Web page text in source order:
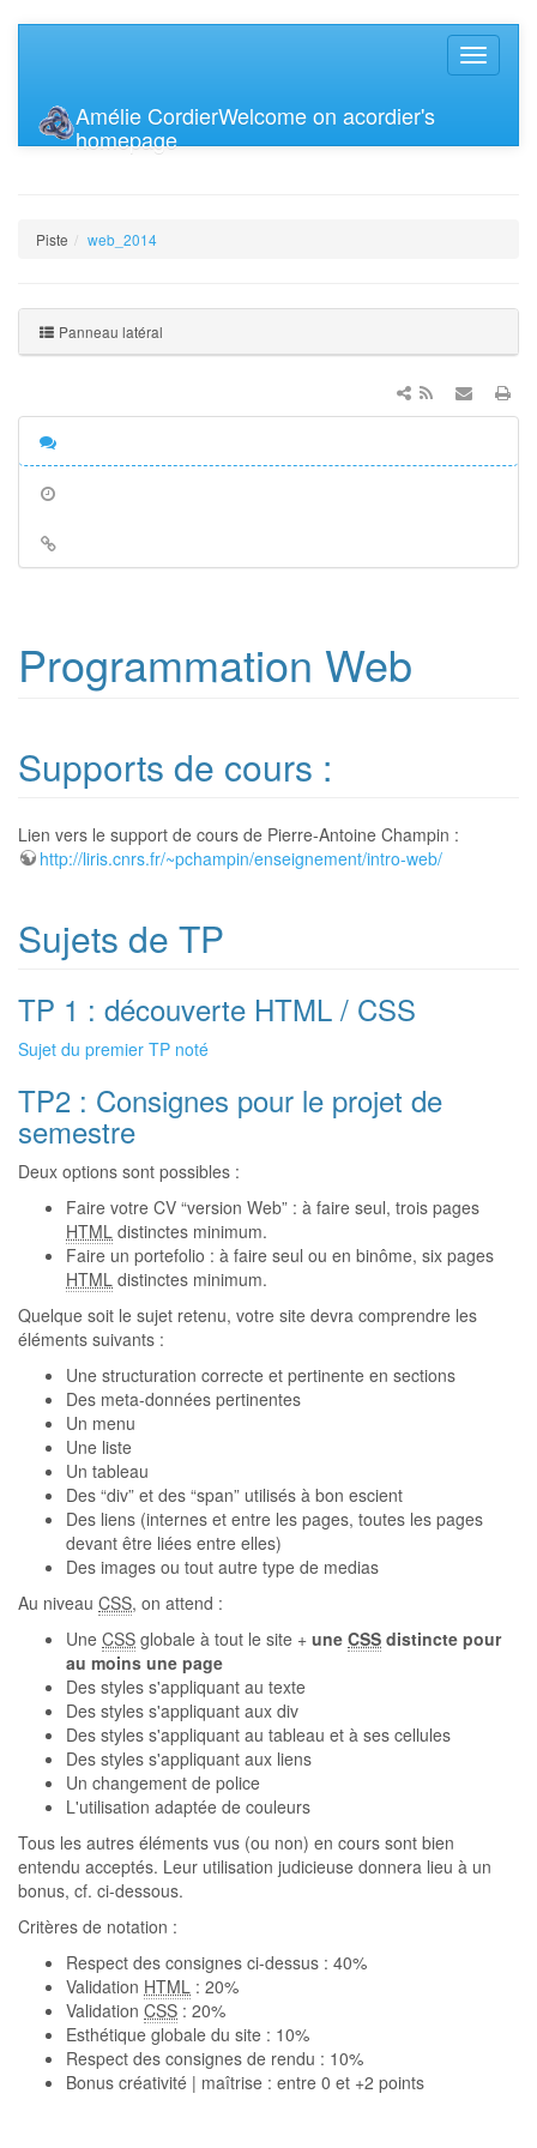
Amélie CordierWelcome on acordier's
homepage
Piste web_2014
Panneau latéral
de
Programmation Web
Supports de cours :
Lien vers le support de cours de Pierre-Antoine Champin :
http://liris.cnrs.fr/~pchampin/enseignement/intro-web/
Sujets de TP
TP 1 : découverte HTML / CSS
Sujet du premier TP noté
TP2 : Consignes pour le projet de
semestre
Deux options sont possibles :
Faire votre CV “version Web” : à faire seul, trois pages
HTML distinctes minimum.
Faire un portefolio : à faire seul ou en binôme, six pages
HTML distinctes minimum.
Quelque soit le sujet retenu, votre site devra comprendre les
éléments suivants :
Une structuration correcte et pertinente en sections
Des meta-données pertinentes
Un menu
Une liste
Un tableau
Des “div” et des “span” utilisés à bon escient
Des liens (internes et entre les pages, toutes les pages
devant être liées entre elles)
Des images ou tout autre type de medias
Au niveau CSS, on attend :
Une CSS globale à tout le site + une CSS distincte pour
au moins une page
Des styles s'appliquant au texte
Des styles s'appliquant aux div
Des styles s'appliquant au tableau et à ses cellules
Des styles s'appliquant aux liens
Un changement de police
L'utilisation adaptée de couleurs
Tous les autres éléments vus (ou non) en cours sont bien
entendu acceptés. Leur utilisation judicieuse donnera lieu à un
bonus, cf. ci-dessous.
Critères de notation :
Respect des consignes ci-dessus : 40%
Validation HTML : 20%
Validation CSS : 20%
Esthétique globale du site : 10%
Respect des consignes de rendu : 10%
Bonus créativité | maîtrise : entre 0 et +2 points